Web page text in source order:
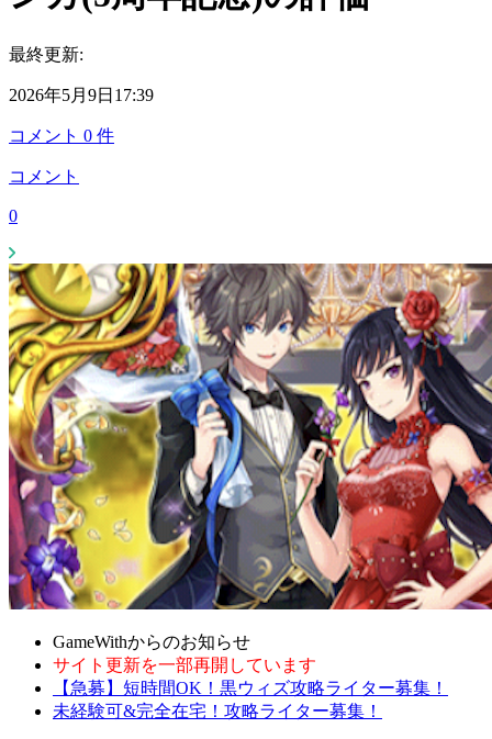
最終更新:
2026年5月9日17:39
コメント 0 件
コメント
0
GameWithからのお知らせ
サイト更新を一部再開しています
【急募】短時間OK！黒ウィズ攻略ライター募集！
未経験可&完全在宅！攻略ライター募集！